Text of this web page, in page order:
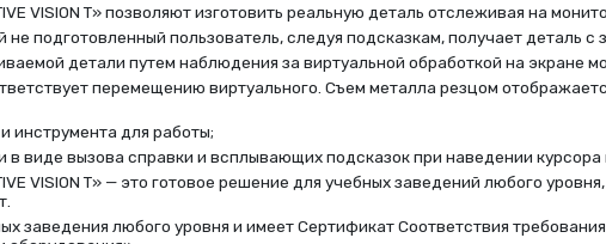
VISION Т» позволяют изготовить реальную деталь отслеживая на
подготовленный пользователь, следуя подсказкам, получает деталь
детали путем наблюдения за виртуальной обработкой на экране
перемещению виртуального. Съем металла резцом
инструмента для работы;
в виде вызова справки и всплывающих подсказок при наведении
VISION Т» — это готовое решение для учебных заведений любого
заведения любого уровня и имеет Сертификат Соответствия